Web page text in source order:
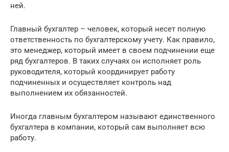
ней.
Главный бухгалтер – человек, который несет полную
ответственность по бухгалтерскому учету. Как правило,
это менеджер, который имеет в своем подчинении еще
ряд бухгалтеров. В таких случаях он исполняет роль
руководителя, который координирует работу
подчиненных и осуществляет контроль над
выполнением их обязанностей.
Иногда главным бухгалтером называют единственного
бухгалтера в компании, который сам выполняет всю
работу.